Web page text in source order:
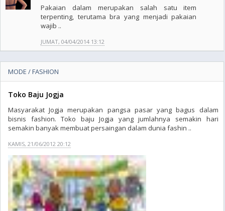
Pakaian dalam merupakan salah satu item
terpenting, terutama bra yang menjadi pakaian
wajib ..
JUMAT, 04/04/2014 13:12
MODE / FASHION
Toko Baju Jogja
Masyarakat Jogja merupakan pangsa pasar yang bagus dalam
bisnis fashion. Toko baju Jogja yang jumlahnya semakin hari
semakin banyak membuat persaingan dalam dunia fashin ..
KAMIS, 21/06/2012 20:12